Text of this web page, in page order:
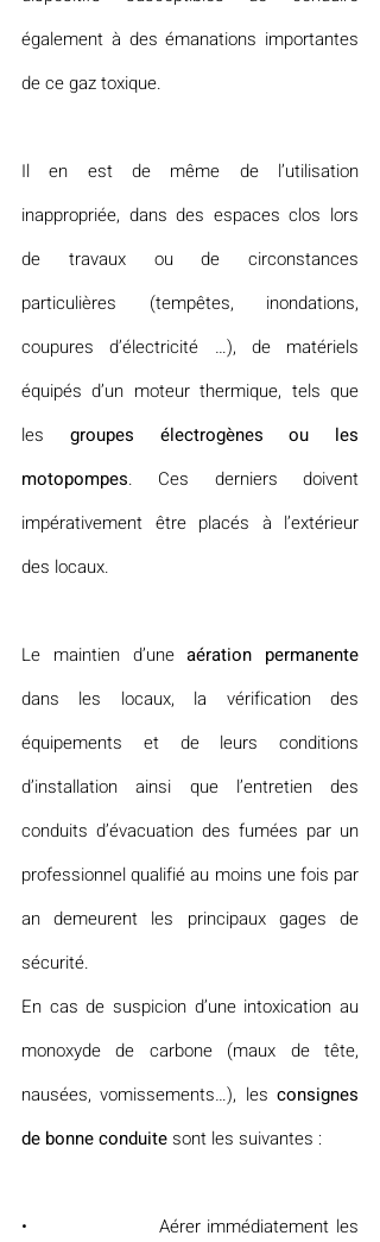
également à des émanations importantes
de ce gaz toxique.
Il en est de même de l’utilisation
inappropriée, dans des espaces clos lors
de travaux ou de circonstances
particulières (tempêtes, inondations,
coupures d’électricité …), de matériels
équipés d’un moteur thermique, tels que
les groupes électrogènes ou les
motopompes. Ces derniers doivent
impérativement être placés à l’extérieur
des locaux.
Le maintien d’une aération permanente
dans les locaux, la vérification des
équipements et de leurs conditions
d’installation ainsi que l’entretien des
conduits d’évacuation des fumées par un
professionnel qualifié au moins une fois par
an demeurent les principaux gages de
sécurité.
En cas de suspicion d’une intoxication au
monoxyde de carbone (maux de tête,
nausées, vomissements…), les consignes
de bonne conduite sont les suivantes :
•                    Aérer immédiatement les